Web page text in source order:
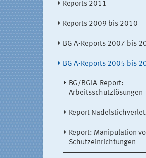
Reports 2011
Reports 2009 bis 2010
BGIA-Reports 2007 bis
BGIA-Reports 2005 bis
BG/BGIA-Report:
Arbeitsschutzlösungen
Report
Report: Manipulation
Schutzeinrichtungen